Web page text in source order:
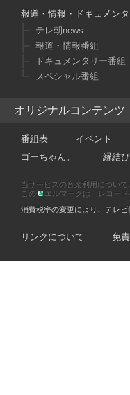
報道・情報・ドキュメン
テレ朝news
報道・情報番組
ドキュメンタリー番組
スペシャル番組
オリジナルコンテンツ
番組表 イベント
ゴーちゃん。
縁結
当サービスの音楽利用につい
この
エルマークは、レコー
消費税率の変更により、テレ
リンクについて 免責